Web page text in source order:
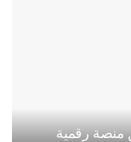
منصة رقمية